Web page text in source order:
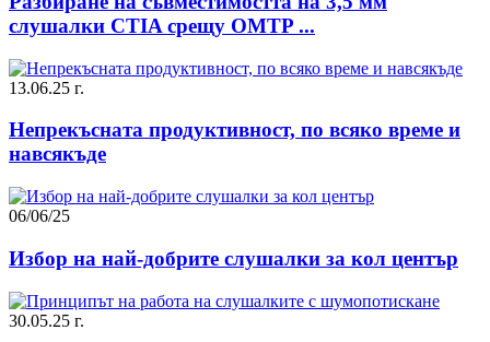
слушалки CTIA срещу OMTP ...
13.06.25 г.
Непрекъсната продуктивност, по всяко време и
навсякъде
06/06/25
Избор на най-добрите слушалки за кол център
30.05.25 г.